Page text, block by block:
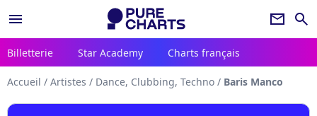
menu newsletter search
Billetterie Star Academy Charts français
Accueil / Artistes / Dance, Clubbing, Techno / Baris Manco